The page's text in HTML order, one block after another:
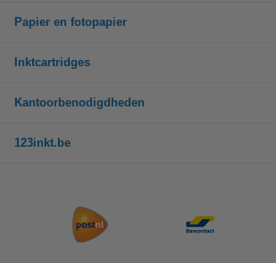
Papier en fotopapier
Inktcartridges
Kantoorbenodigdheden
123inkt.be